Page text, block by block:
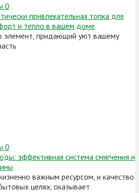
0
привлекательная топка для
и тепло в вашем доме
элемент, придающий уют вашему
0
эффективная система смягчения и
важным ресурсом, и качество
целях, оказывает